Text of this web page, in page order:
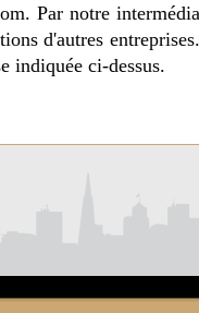
Par notre
d'autres
indiquée ci-dessus.